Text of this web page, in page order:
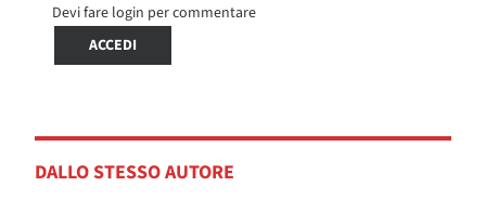
Devi fare login per commentare
ACCEDI
DALLO STESSO AUTORE